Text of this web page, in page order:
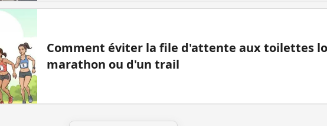
Comment éviter la file d'attente aux toilettes
marathon ou d'un trail